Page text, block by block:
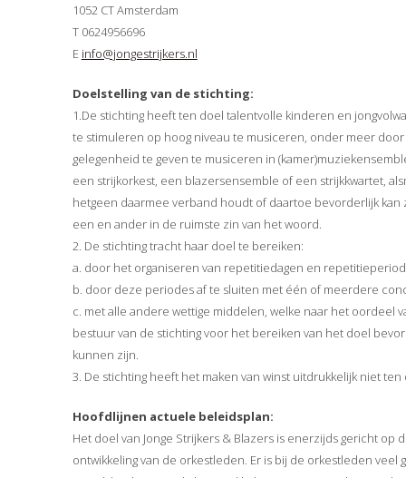
1052 CT Amsterdam
T 0624956696
E info@jongestrijkers.nl
Doelstelling van de stichting:
1.De stichting heeft ten doel talentvolle kinderen en
te stimuleren op hoog niveau te musiceren, onder meer
gelegenheid te geven te musiceren in
een strijkorkest, een blazersensemble of een strijkkwartet,
hetgeen daarmee verband houdt of daartoe bevorderlijk kan
een en ander in de ruimste zin van het woord.
2. De stichting tracht haar doel te bereiken:
a. door het organiseren van repetitiedagen en
b. door deze periodes af te sluiten met één of meerdere
c. met alle andere wettige middelen, welke naar het oordeel
bestuur van de stichting voor het bereiken van het doel
kunnen zijn.
3. De stichting heeft het maken van winst uitdrukkelijk niet ten
Hoofdlijnen actuele beleidsplan:
Het doel van Jonge Strijkers & Blazers is enerzijds gericht op
ontwikkeling van de orkestleden. Er is bij de orkestleden veel